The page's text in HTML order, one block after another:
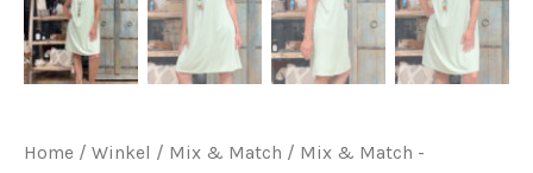
Home / Winkel / Mix & Match / Mix & Match -